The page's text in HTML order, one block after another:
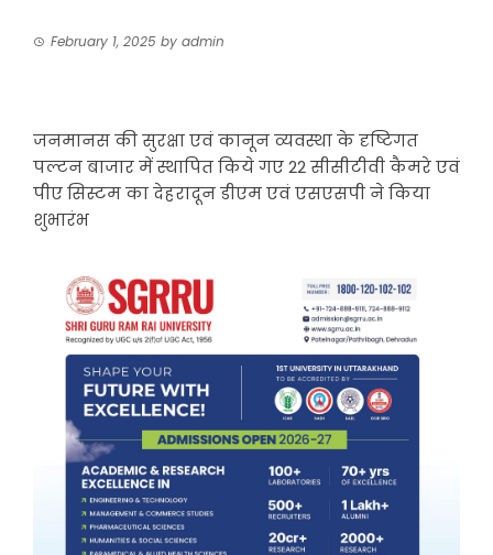
February 1, 2025 by admin
जनमानस की सुरक्षा एवं कानून व्यवस्था के दृष्टिगत
पल्टन बाजार में स्थापित किये गए 22 सीसीटीवी कैमरे एवं
पीए सिस्टम का देहरादून डीएम एवं एसएसपी ने किया
शुभारंभ